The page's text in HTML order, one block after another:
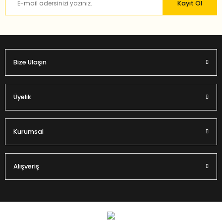
Gönder
Kayıt Ol
Bize Ulaşın
Üyelik
Kurumsal
Alışveriş